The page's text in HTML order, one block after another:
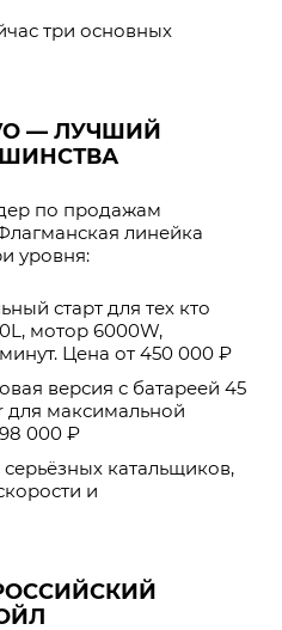
три основных
— ЛУЧШИЙ
по продажам
линейка
уровня:
старт для тех кто
мотор 6000W,
Цена от 450 000 ₽
версия с батареей 45
для максимальной
000 ₽
катальщиков,
и